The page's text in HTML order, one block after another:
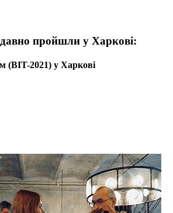
пройшли у Харкові:
(BIT-2021) у Харкові